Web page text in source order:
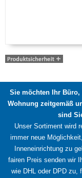
Sie möchten Ihr
Wohnung zeitgemäß
sind
Unser Sortiment wird
immer neue
Inneneinrichtung zu
fairen Preis senden wir
wie DHL oder DPD zu,